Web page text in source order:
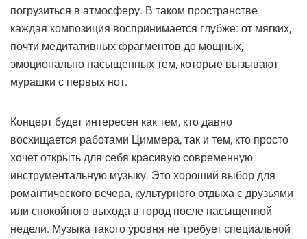
погрузиться в атмосферу. В таком пространстве
каждая композиция воспринимается глубже: от мягких,
почти медитативных фрагментов до мощных,
эмоционально насыщенных тем, которые вызывают
мурашки с первых нот.
Концерт будет интересен как тем, кто давно
восхищается работами Циммера, так и тем, кто просто
хочет открыть для себя красивую современную
инструментальную музыку. Это хороший выбор для
романтического вечера, культурного отдыха с друзьями
или спокойного выхода в город после насыщенной
недели. Музыка такого уровня не требует специальной